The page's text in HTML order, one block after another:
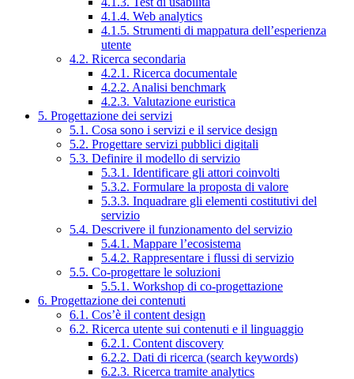
4.1.4. Web analytics
4.1.5. Strumenti di mappatura dell’esperienza
utente
4.2. Ricerca secondaria
4.2.1. Ricerca documentale
4.2.2. Analisi benchmark
4.2.3. Valutazione euristica
5. Progettazione dei servizi
5.1. Cosa sono i servizi e il service design
5.2. Progettare servizi pubblici digitali
5.3. Definire il modello di servizio
5.3.1. Identificare gli attori coinvolti
5.3.2. Formulare la proposta di valore
5.3.3. Inquadrare gli elementi costitutivi del
servizio
5.4. Descrivere il funzionamento del servizio
5.4.1. Mappare l’ecosistema
5.4.2. Rappresentare i flussi di servizio
5.5. Co-progettare le soluzioni
5.5.1. Workshop di co-progettazione
6. Progettazione dei contenuti
6.1. Cos’è il content design
6.2. Ricerca utente sui contenuti e il linguaggio
6.2.1. Content discovery
6.2.2. Dati di ricerca (search keywords)
6.2.3. Ricerca tramite analytics